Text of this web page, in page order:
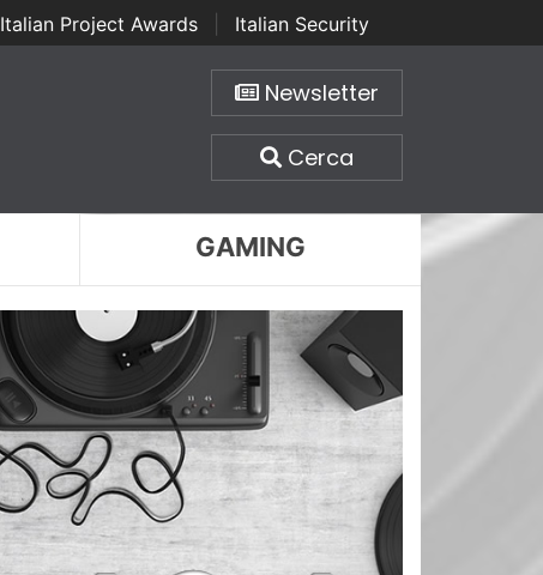
Italian Project Awards
Italian Security
Newsletter
Cerca
GAMING